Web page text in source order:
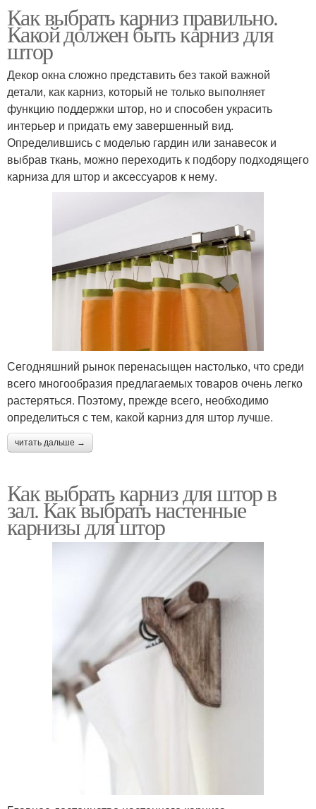
Как выбрать карниз правильно.
Какой должен быть карниз для
штор
Декор окна сложно представить без такой важной
детали, как карниз, который не только выполняет
функцию поддержки штор, но и способен украсить
интерьер и придать ему завершенный вид.
Определившись с моделью гардин или занавесок и
выбрав ткань, можно переходить к подбору подходящего
карниза для штор и аксессуаров к нему.
Сегодняшний рынок перенасыщен настолько, что среди
всего многообразия предлагаемых товаров очень легко
растеряться. Поэтому, прежде всего, необходимо
определиться с тем, какой карниз для штор лучше.
читать дальше →
Как выбрать карниз для штор в
зал. Как выбрать настенные
карнизы для штор